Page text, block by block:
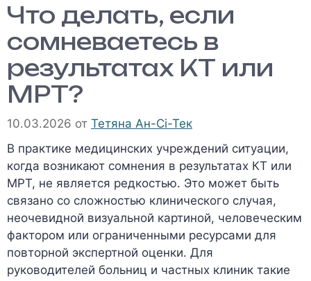
Что делать, если
сомневаетесь в
результатах КТ или
МРТ?
10.03.2026 от Тетяна Ан-Сі-Тек
В практике медицинских учреждений ситуации,
когда возникают сомнения в результатах КТ или
МРТ, не является редкостью. Это может быть
связано со сложностью клинического случая,
неочевидной визуальной картиной, человеческим
фактором или ограниченными ресурсами для
повторной экспертной оценки. Для
руководителей больниц и частных клиник такие